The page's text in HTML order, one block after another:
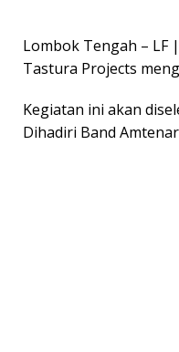
Lombok Tengah – LF
Tastura Projects
Kegiatan ini akan
Dihadiri Band